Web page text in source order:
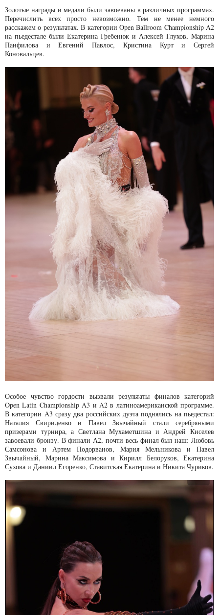
Золотые награды и медали были завоеваны в различных программах.
Перечислить всех просто невозможно. Тем не менее немного
расскажем о результатах. В категории Open Ballroom Championship A2
на пьедестале были Екатерина Гребенюк и Алексей Глухов, Марина
Панфилова и Евгений Павлос, Кристина Курт и Сергей
Коновальцев.
Особое чувство гордости вызвали результаты финалов категорий
Open Latin Championship A3 и A2 в латиноамериканской программе.
В категории A3 сразу два российских дуэта поднялись на пьедестал:
Наталия Свириденко и Павел Звычайный стали серебряными
призерами турнира, а Светлана Мухаметшина и Андрей Киселев
завоевали бронзу. В финали А2, почти весь финал был наш: Любовь
Самсонова и Артем Подорванов, Мария Мельникова и Павел
Звычайный, Марина Максимова и Кирилл Белоруков, Екатерина
Сухова и Даниил Егоренко, Ставитская Екатерина и Никита Чуриков.